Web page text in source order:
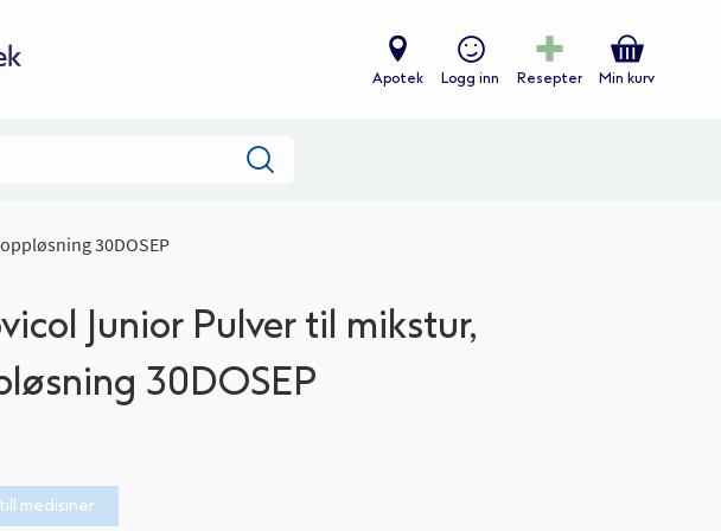
Apotek Logg inn Resepter Min kurv
30DOSEP
Junior Pulver til mikstur,
30DOSEP
medisiner